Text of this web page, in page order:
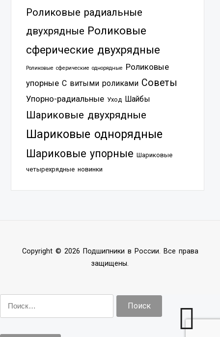
Роликовые радиальные
двухрядные Роликовые
сферические двухрядные
Роликовые сферические однорядные
Роликовые
упорные С витыми роликами Советы
Упорно-радиальные Уход Шайбы
Шариковые двухрядные
Шариковые однорядные
Шариковые упорные Шариковые
четырехрядные новинки
Copyright © 2026 Подшипники в России. Все права
защищены.